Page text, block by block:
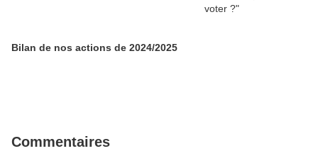
Bilan de nos actions de 2024/2025
Commentaires